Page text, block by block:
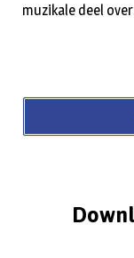
muzikale deel